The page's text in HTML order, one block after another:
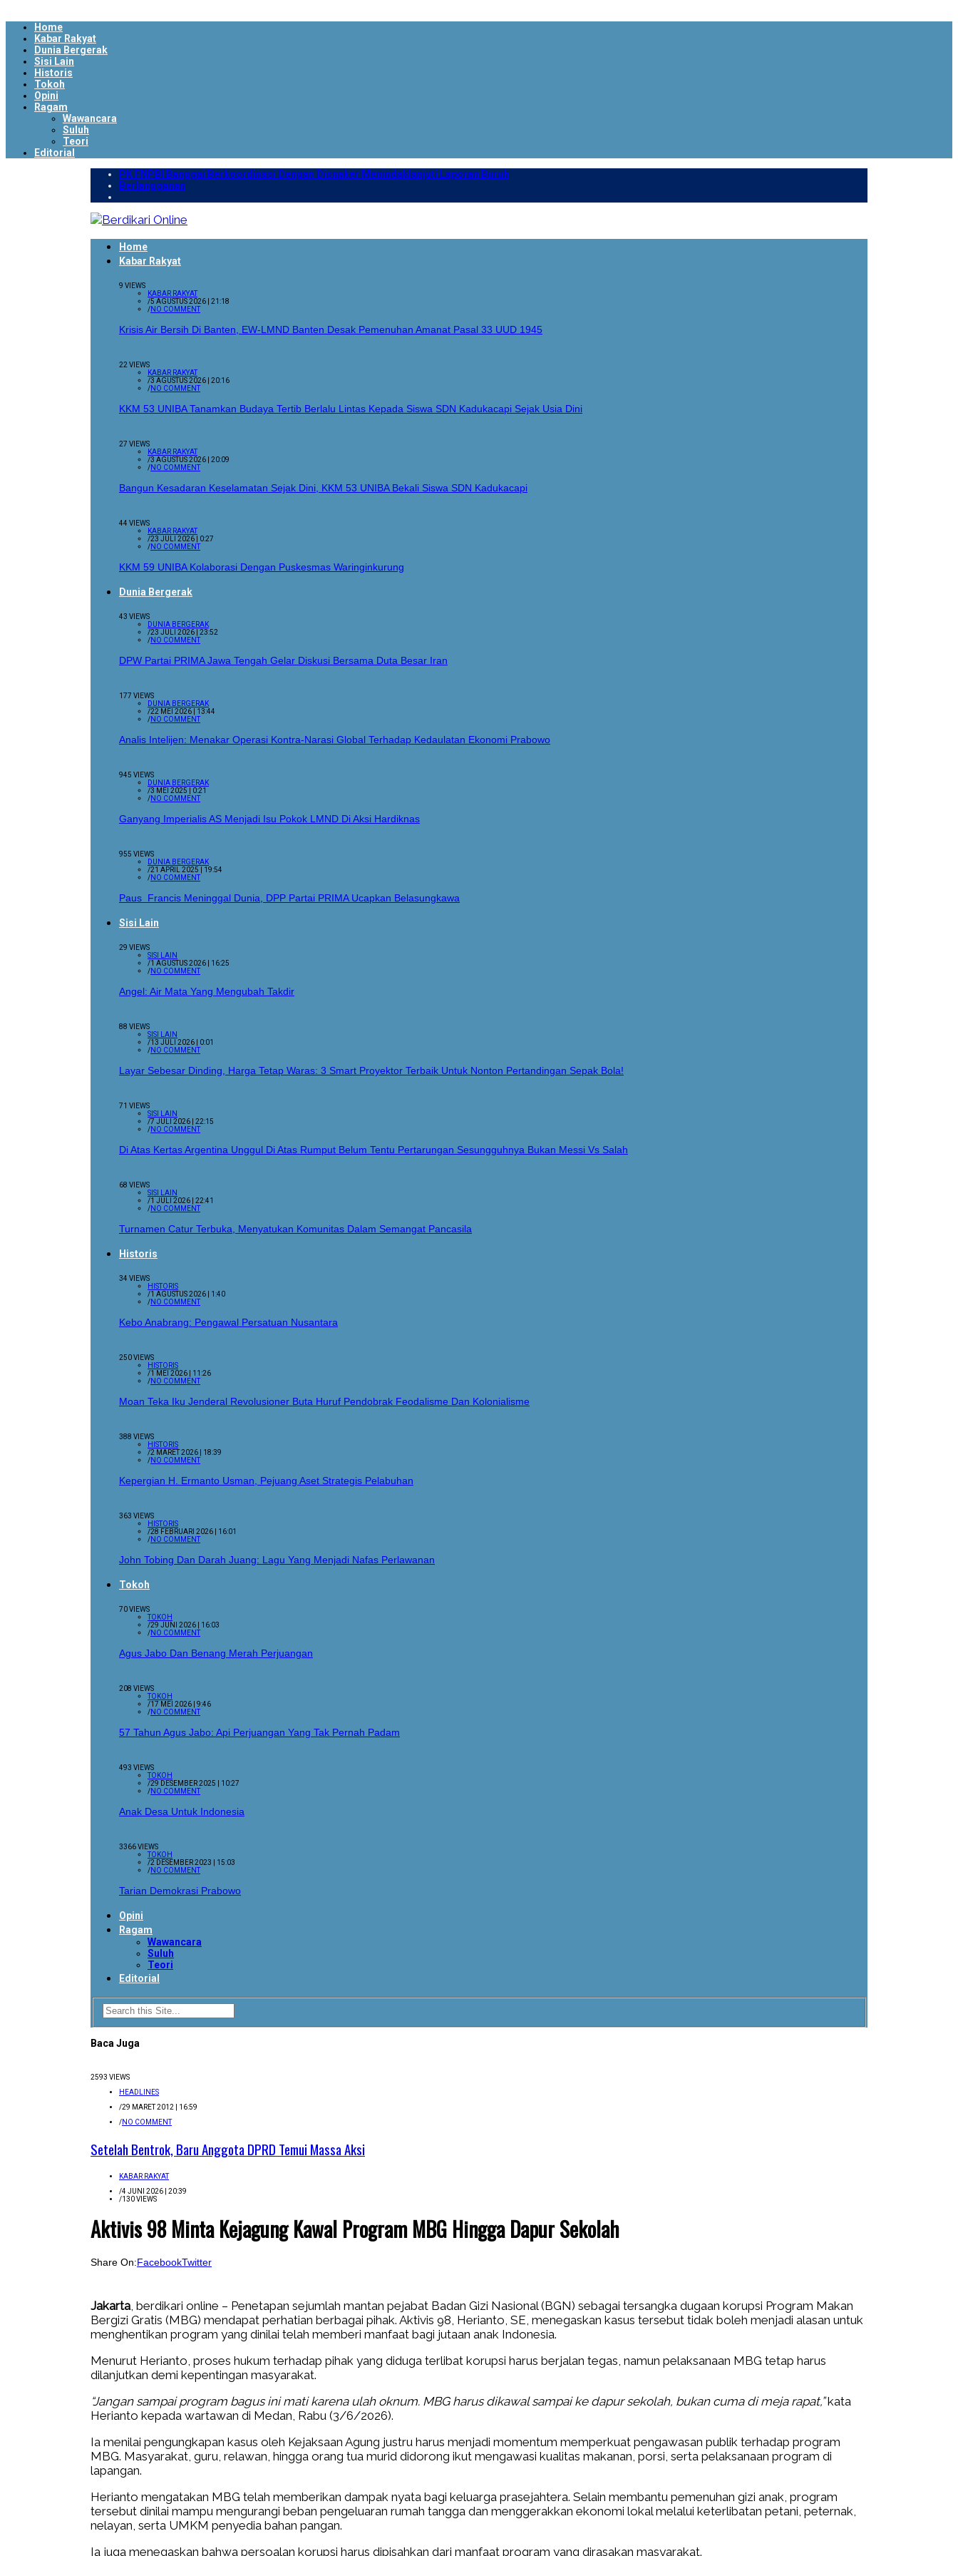
Home
Kabar Rakyat
Dunia Bergerak
Sisi Lain
Historis
Tokoh
Opini
Ragam
Wawancara
Suluh
Teori
Editorial
PK FNPBI Banggai Berkoordinasi Dengan Disnaker Menindaklanjuti Laporan Buruh
Berlangganan
Home
Kabar Rakyat
9 VIEWS
KABAR RAKYAT
/5 AGUSTUS 2026 | 21:18
/NO COMMENT
Krisis Air Bersih Di Banten, EW-LMND Banten Desak Pemenuhan Amanat Pasal 33 UUD 1945
22 VIEWS
KABAR RAKYAT
/3 AGUSTUS 2026 | 20:16
/NO COMMENT
KKM 53 UNIBA Tanamkan Budaya Tertib Berlalu Lintas Kepada Siswa SDN Kadukacapi Sejak Usia Dini
27 VIEWS
KABAR RAKYAT
/3 AGUSTUS 2026 | 20:09
/NO COMMENT
Bangun Kesadaran Keselamatan Sejak Dini, KKM 53 UNIBA Bekali Siswa SDN Kadukacapi
44 VIEWS
KABAR RAKYAT
/23 JULI 2026 | 0:27
/NO COMMENT
KKM 59 UNIBA Kolaborasi Dengan Puskesmas Waringinkurung
Dunia Bergerak
43 VIEWS
DUNIA BERGERAK
/23 JULI 2026 | 23:52
/NO COMMENT
DPW Partai PRIMA Jawa Tengah Gelar Diskusi Bersama Duta Besar Iran
177 VIEWS
DUNIA BERGERAK
/22 MEI 2026 | 13:44
/NO COMMENT
Analis Intelijen: Menakar Operasi Kontra-Narasi Global Terhadap Kedaulatan Ekonomi Prabowo
945 VIEWS
DUNIA BERGERAK
/3 MEI 2025 | 0:21
/NO COMMENT
Ganyang Imperialis AS Menjadi Isu Pokok LMND Di Aksi Hardiknas
955 VIEWS
DUNIA BERGERAK
/21 APRIL 2025 | 19:54
/NO COMMENT
Paus Francis Meninggal Dunia, DPP Partai PRIMA Ucapkan Belasungkawa
Sisi Lain
29 VIEWS
SISI LAIN
/1 AGUSTUS 2026 | 16:25
/NO COMMENT
Angel: Air Mata Yang Mengubah Takdir
88 VIEWS
SISI LAIN
/13 JULI 2026 | 0:01
/NO COMMENT
Layar Sebesar Dinding, Harga Tetap Waras: 3 Smart Proyektor Terbaik Untuk Nonton Pertandingan Sepak Bola!
71 VIEWS
SISI LAIN
/7 JULI 2026 | 22:15
/NO COMMENT
Di Atas Kertas Argentina Unggul Di Atas Rumput Belum Tentu Pertarungan Sesungguhnya Bukan Messi Vs Salah
68 VIEWS
SISI LAIN
/1 JULI 2026 | 22:41
/NO COMMENT
Turnamen Catur Terbuka, Menyatukan Komunitas Dalam Semangat Pancasila
Historis
34 VIEWS
HISTORIS
/1 AGUSTUS 2026 | 1:40
/NO COMMENT
Kebo Anabrang: Pengawal Persatuan Nusantara
250 VIEWS
HISTORIS
/1 MEI 2026 | 11:26
/NO COMMENT
Moan Teka Iku Jenderal Revolusioner Buta Huruf Pendobrak Feodalisme Dan Kolonialisme
388 VIEWS
HISTORIS
/2 MARET 2026 | 18:39
/NO COMMENT
Kepergian H. Ermanto Usman, Pejuang Aset Strategis Pelabuhan
363 VIEWS
HISTORIS
/28 FEBRUARI 2026 | 16:01
/NO COMMENT
John Tobing Dan Darah Juang: Lagu Yang Menjadi Nafas Perlawanan
Tokoh
70 VIEWS
TOKOH
/29 JUNI 2026 | 16:03
/NO COMMENT
Agus Jabo Dan Benang Merah Perjuangan
208 VIEWS
TOKOH
/17 MEI 2026 | 9:46
/NO COMMENT
57 Tahun Agus Jabo: Api Perjuangan Yang Tak Pernah Padam
493 VIEWS
TOKOH
/29 DESEMBER 2025 | 10:27
/NO COMMENT
Anak Desa Untuk Indonesia
3366 VIEWS
TOKOH
/2 DESEMBER 2023 | 15:03
/NO COMMENT
Tarian Demokrasi Prabowo
Opini
Ragam
Wawancara
Suluh
Teori
Editorial
Baca Juga
2593 VIEWS
HEADLINES
/29 MARET 2012 | 16:59
/NO COMMENT
Setelah Bentrok, Baru Anggota DPRD Temui Massa Aksi
KABAR RAKYAT
/4 JUNI 2026 | 20:39
/130 VIEWS
Aktivis 98 Minta Kejagung Kawal Program MBG Hingga Dapur Sekolah
Share On:FacebookTwitter
Jakarta, berdikari online – Penetapan sejumlah mantan pejabat Badan Gizi Nasional (BGN) sebagai tersangka dugaan korupsi Program Makan
Bergizi Gratis (MBG) mendapat perhatian berbagai pihak. Aktivis 98, Herianto, SE, menegaskan kasus tersebut tidak boleh menjadi alasan untuk
menghentikan program yang dinilai telah memberi manfaat bagi jutaan anak Indonesia.
Menurut Herianto, proses hukum terhadap pihak yang diduga terlibat korupsi harus berjalan tegas, namun pelaksanaan MBG tetap harus
dilanjutkan demi kepentingan masyarakat.
“Jangan sampai program bagus ini mati karena ulah oknum. MBG harus dikawal sampai ke dapur sekolah, bukan cuma di meja rapat,”kata
Herianto kepada wartawan di Medan, Rabu (3/6/2026).
Ia menilai pengungkapan kasus oleh Kejaksaan Agung justru harus menjadi momentum memperkuat pengawasan publik terhadap program
MBG. Masyarakat, guru, relawan, hingga orang tua murid didorong ikut mengawasi kualitas makanan, porsi, serta pelaksanaan program di
lapangan.
Herianto mengatakan MBG telah memberikan dampak nyata bagi keluarga prasejahtera. Selain membantu pemenuhan gizi anak, program
tersebut dinilai mampu mengurangi beban pengeluaran rumah tangga dan menggerakkan ekonomi lokal melalui keterlibatan petani, peternak,
nelayan, serta UMKM penyedia bahan pangan.
Ia juga menegaskan bahwa persoalan korupsi harus dipisahkan dari manfaat program yang dirasakan masyarakat.